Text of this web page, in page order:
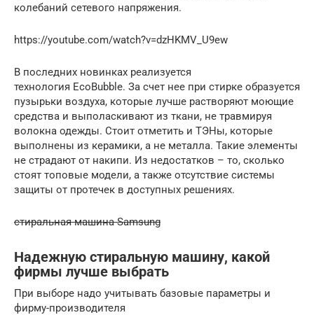
колебаний сетевого напряжения.
https://youtube.com/watch?v=dzHKMV_U9ew
В последних новинках реализуется
технология EcoBubble. За счет нее при стирке образуется
пузырьки воздуха, которые лучше растворяют моющие
средства и выполаскивают из ткани, не травмируя
волокна одежды. Стоит отметить и ТЭНы, которые
выполнены из керамики, а не металла. Такие элементы
не страдают от накипи. Из недостатков – то, сколько
стоят топовые модели, а также отсутствие системы
защиты от протечек в доступных решениях.
стиральная машина Samsung
Надежную стиральную машину, какой
фирмы лучше выбрать
При выборе надо учитывать базовые параметры и
фирму-производителя